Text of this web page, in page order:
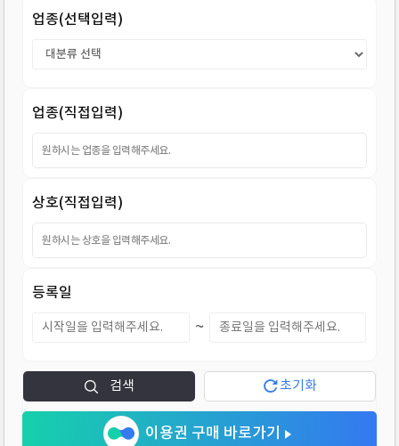
업종(선택입력)
업종(직접입력)
상호(직접입력)
등록일
~
검색 초기화
이용권 구매 바로가기